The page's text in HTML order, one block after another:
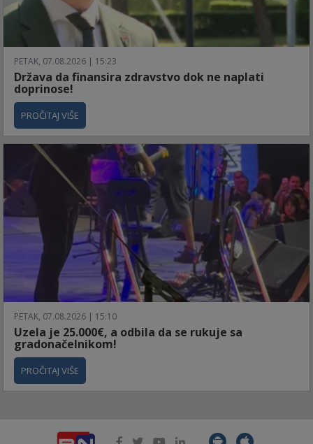
PETAK, 07.08.2026 | 15:23
Država da finansira zdravstvo dok ne naplati
doprinose!
PROČITAJ VIŠE
PETAK, 07.08.2026 | 15:10
Uzela je 25.000€, a odbila da se rukuje sa
gradonačelnikom!
PROČITAJ VIŠE